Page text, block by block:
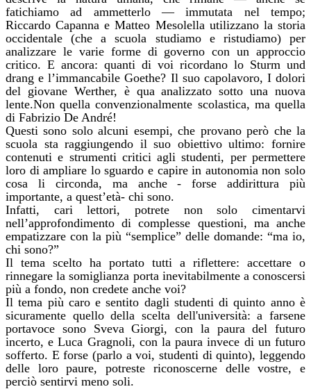
fatichiamo ad ammetterlo — immutata nel tempo;
Riccardo Capanna e Matteo Mesolella utilizzano la storia
occidentale (che a scuola studiamo e ristudiamo) per
analizzare le varie forme di governo con un approccio
critico. E ancora: quanti di voi ricordano lo Sturm und
drang e l’immancabile Goethe? Il suo capolavoro, I dolori
del giovane Werther, è qua analizzato sotto una nuova
lente.Non quella convenzionalmente scolastica, ma quella
di Fabrizio De André!
Questi sono solo alcuni esempi, che provano però che la
scuola sta raggiungendo il suo obiettivo ultimo: fornire
contenuti e strumenti critici agli studenti, per permettere
loro di ampliare lo sguardo e capire in autonomia non solo
cosa li circonda, ma anche - forse addirittura più
importante, a quest’età- chi sono.
Infatti, cari lettori, potrete non solo cimentarvi
nell’approfondimento di complesse questioni, ma anche
empatizzare con la più “semplice” delle domande: “ma io,
chi sono?”
Il tema scelto ha portato tutti a riflettere: accettare o
rinnegare la somiglianza porta inevitabilmente a conoscersi
più a fondo, non credete anche voi?
Il tema più caro e sentito dagli studenti di quinto anno è
sicuramente quello della scelta dell'università: a farsene
portavoce sono Sveva Giorgi, con la paura del futuro
incerto, e Luca Gragnoli, con la paura invece di un futuro
sofferto. E forse (parlo a voi, studenti di quinto), leggendo
delle loro paure, potreste riconoscerne delle vostre, e
perciò sentirvi meno soli.